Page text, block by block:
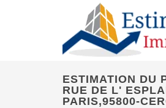
ESTIMATION DU
RUE DE L'
PARIS,95800-